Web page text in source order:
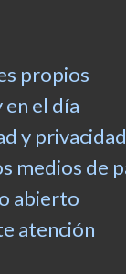
propios
el día
y privacidad
medios de
abierto
atención